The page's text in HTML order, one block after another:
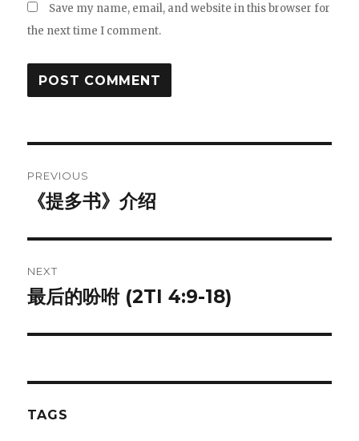
Save my name, email, and website in this browser for
the next time I comment.
navigation
PREVIOUS
Previous
《提多书》介绍
NEXT
Next
最后的吩咐 (2TI 4:9-18)
TAGS